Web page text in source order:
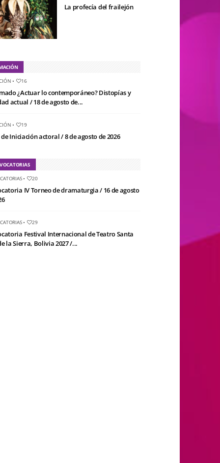
La profecía del frailejón
• 16
¿Actuar lo contemporáneo? Distopías y
actual / 18 de agosto de...
• 19
Iniciación actoral / 8 de agosto de 2026
• 20
IV Torneo de dramaturgia / 16 de agosto
• 29
Festival Internacional de Teatro Santa
la Sierra, Bolivia 2027 /...